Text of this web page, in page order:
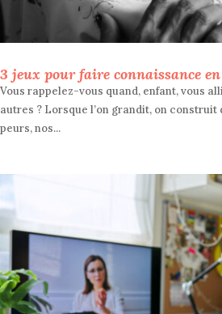
3 jeux pour faire connaissance
Vous rappelez-vous quand, enfant, vous
autres ? Lorsque l’on grandit, on
peurs, nos...